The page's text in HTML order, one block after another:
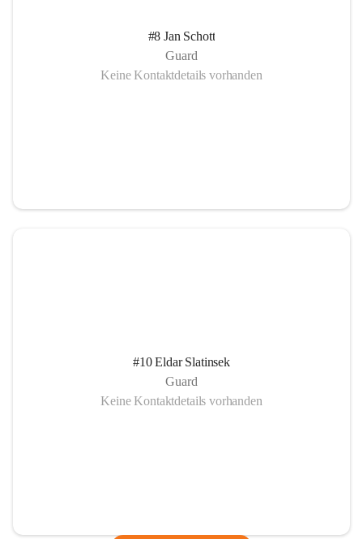
#8 Jan Schott
Guard
Keine Kontaktdetails vorhanden
#10 Eldar Slatinsek
Guard
Keine Kontaktdetails vorhanden